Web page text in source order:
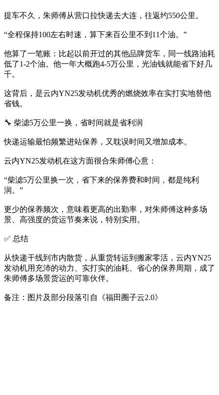
提车不久，朱师傅从营口拉快递去大连，往返约550公里。
“全程保持100左右时速，算下来百公里不到11个油。”
他算了一笔账：比起以前开过的其他品牌货车，同一线路油耗
低了1-2个油。他一年大概跑4-5万公里，光油钱就能省下好几
千。
这背后，是云内YN25发动机优秀的燃烧效率在实打实地替他
省钱。
🔧 柴滤5万公里一换，省时间就是省利润
快递运输最怕频繁进站保养，又耽误时间又增加成本。
云内YN25发动机在这方面很合朱师傅心意：
“柴滤5万公里换一次，省下来的保养费和时间，都是纯利
润。”
更少的保养频次，意味着更高的出勤率，对朱师傅这种多场
景、高强度的货运节奏来说，特别实用。
✅ 总结
从快递干线到市内散货，从重货转运到搬家零活，云内YN25
发动机用充沛的动力、实打实的油耗、省心的保养周期，成了
朱师傅多场景货运的可靠伙伴。
备注：图片及部分段落引自《福田圈子云2.0》